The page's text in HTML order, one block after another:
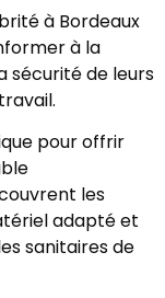
à Bordeaux
à la
sécurité de leurs
pour offrir
les
adapté et
sanitaires de